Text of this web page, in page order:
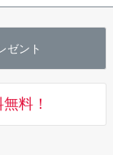
ゼント
料！